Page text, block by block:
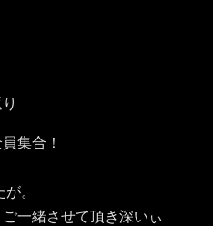
集合！
。
一緒させて頂き深いぃ